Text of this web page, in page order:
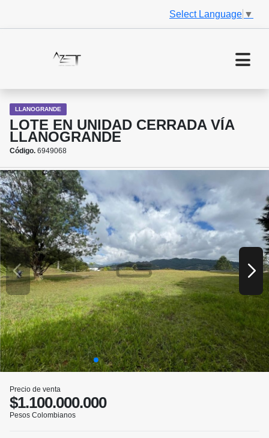
Select Language ▼
LLANOGRANDE
LOTE EN UNIDAD CERRADA VÍA
LLANOGRANDE
Código. 6949068
Precio de venta
$1.100.000.000
Pesos Colombianos